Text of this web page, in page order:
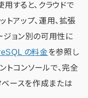
すると、クラウドで
アップ、運用、拡張
ジョン別の可用性に
の料金を参照し
トコンソールで、完全
ースを作成または